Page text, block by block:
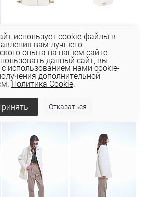
использует cookie-файлы в
вам лучшего
опыта на нашем сайте.
данный сайт, вы
с использованием нами cookie-
дополнительной
Политика Cookie.
Отказаться